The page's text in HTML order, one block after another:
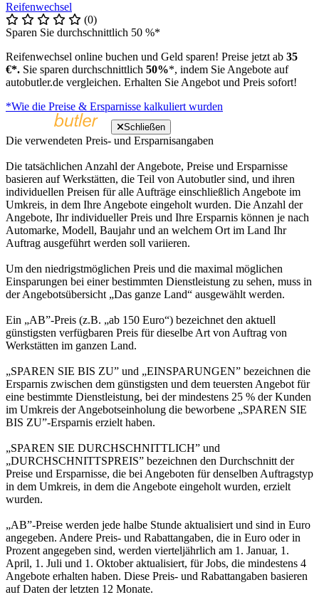
Reifenwechsel
(0)
Sparen Sie durchschnittlich 50 %*
Reifenwechsel online buchen und Geld sparen! Preise jetzt ab 35
€*. Sie sparen durchschnittlich 50%*, indem Sie Angebote auf
autobutler.de vergleichen. Erhalten Sie Angebot und Preis sofort!
*Wie die Preise & Ersparnisse kalkuliert wurden
Schließen
Die verwendeten Preis- und Ersparnisangaben
Die tatsächlichen Anzahl der Angebote, Preise und Ersparnisse
basieren auf Werkstätten, die Teil von Autobutler sind, und ihren
individuellen Preisen für alle Aufträge einschließlich Angebote im
Umkreis, in dem Ihre Angebote eingeholt wurden. Die Anzahl der
Angebote, Ihr individueller Preis und Ihre Ersparnis können je nach
Automarke, Modell, Baujahr und an welchem Ort im Land Ihr
Auftrag ausgeführt werden soll variieren.
Um den niedrigstmöglichen Preis und die maximal möglichen
Einsparungen bei einer bestimmten Dienstleistung zu sehen, muss in
der Angebotsübersicht „Das ganze Land“ ausgewählt werden.
Ein „AB”-Preis (z.B. „ab 150 Euro“) bezeichnet den aktuell
günstigsten verfügbaren Preis für dieselbe Art von Auftrag von
Werkstätten im ganzen Land.
„SPAREN SIE BIS ZU” und „EINSPARUNGEN” bezeichnen die
Ersparnis zwischen dem günstigsten und dem teuersten Angebot für
eine bestimmte Dienstleistung, bei der mindestens 25 % der Kunden
im Umkreis der Angebotseinholung die beworbene „SPAREN SIE
BIS ZU”-Ersparnis erzielt haben.
„SPAREN SIE DURCHSCHNITTLICH” und
„DURCHSCHNITTSPREIS” bezeichnen den Durchschnitt der
Preise und Ersparnisse, die bei Angeboten für denselben Auftragstyp
in dem Umkreis, in dem die Angebote eingeholt wurden, erzielt
wurden.
„AB”-Preise werden jede halbe Stunde aktualisiert und sind in Euro
angegeben. Andere Preis- und Rabattangaben, die in Euro oder in
Prozent angegeben sind, werden vierteljährlich am 1. Januar, 1.
April, 1. Juli und 1. Oktober aktualisiert, für Jobs, die mindestens 4
Angebote erhalten haben. Diese Preis- und Rabattangaben basieren
auf Daten der letzten 12 Monate.